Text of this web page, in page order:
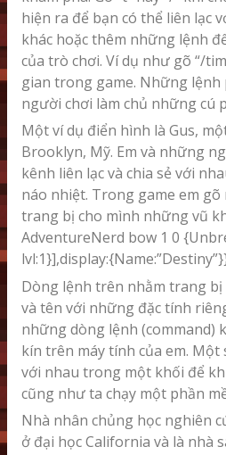
hiện ra để bạn có thể liên lạc
khác hoặc thêm những lệnh
của trò chơi. Ví dụ như gõ “/
gian trong game. Những lệnh
người chơi làm chủ những cú
Một ví dụ điển hình là Gus,
Brooklyn, Mỹ. Em và những
kênh liên lạc và chia sẻ với
náo nhiệt. Trong game em
trang bị cho mình những vũ
AdventureNerd bow 1 0
lvl:1}],display:{Name:”
Dòng lệnh trên nhằm trang
và tên với những đặc tính
những dòng lệnh (command)
kín trên máy tính của em.
với nhau trong một khối để
cũng như ta chạy một phần
Nhà nhân chủng học nghiên
ở đại học California và là nhà